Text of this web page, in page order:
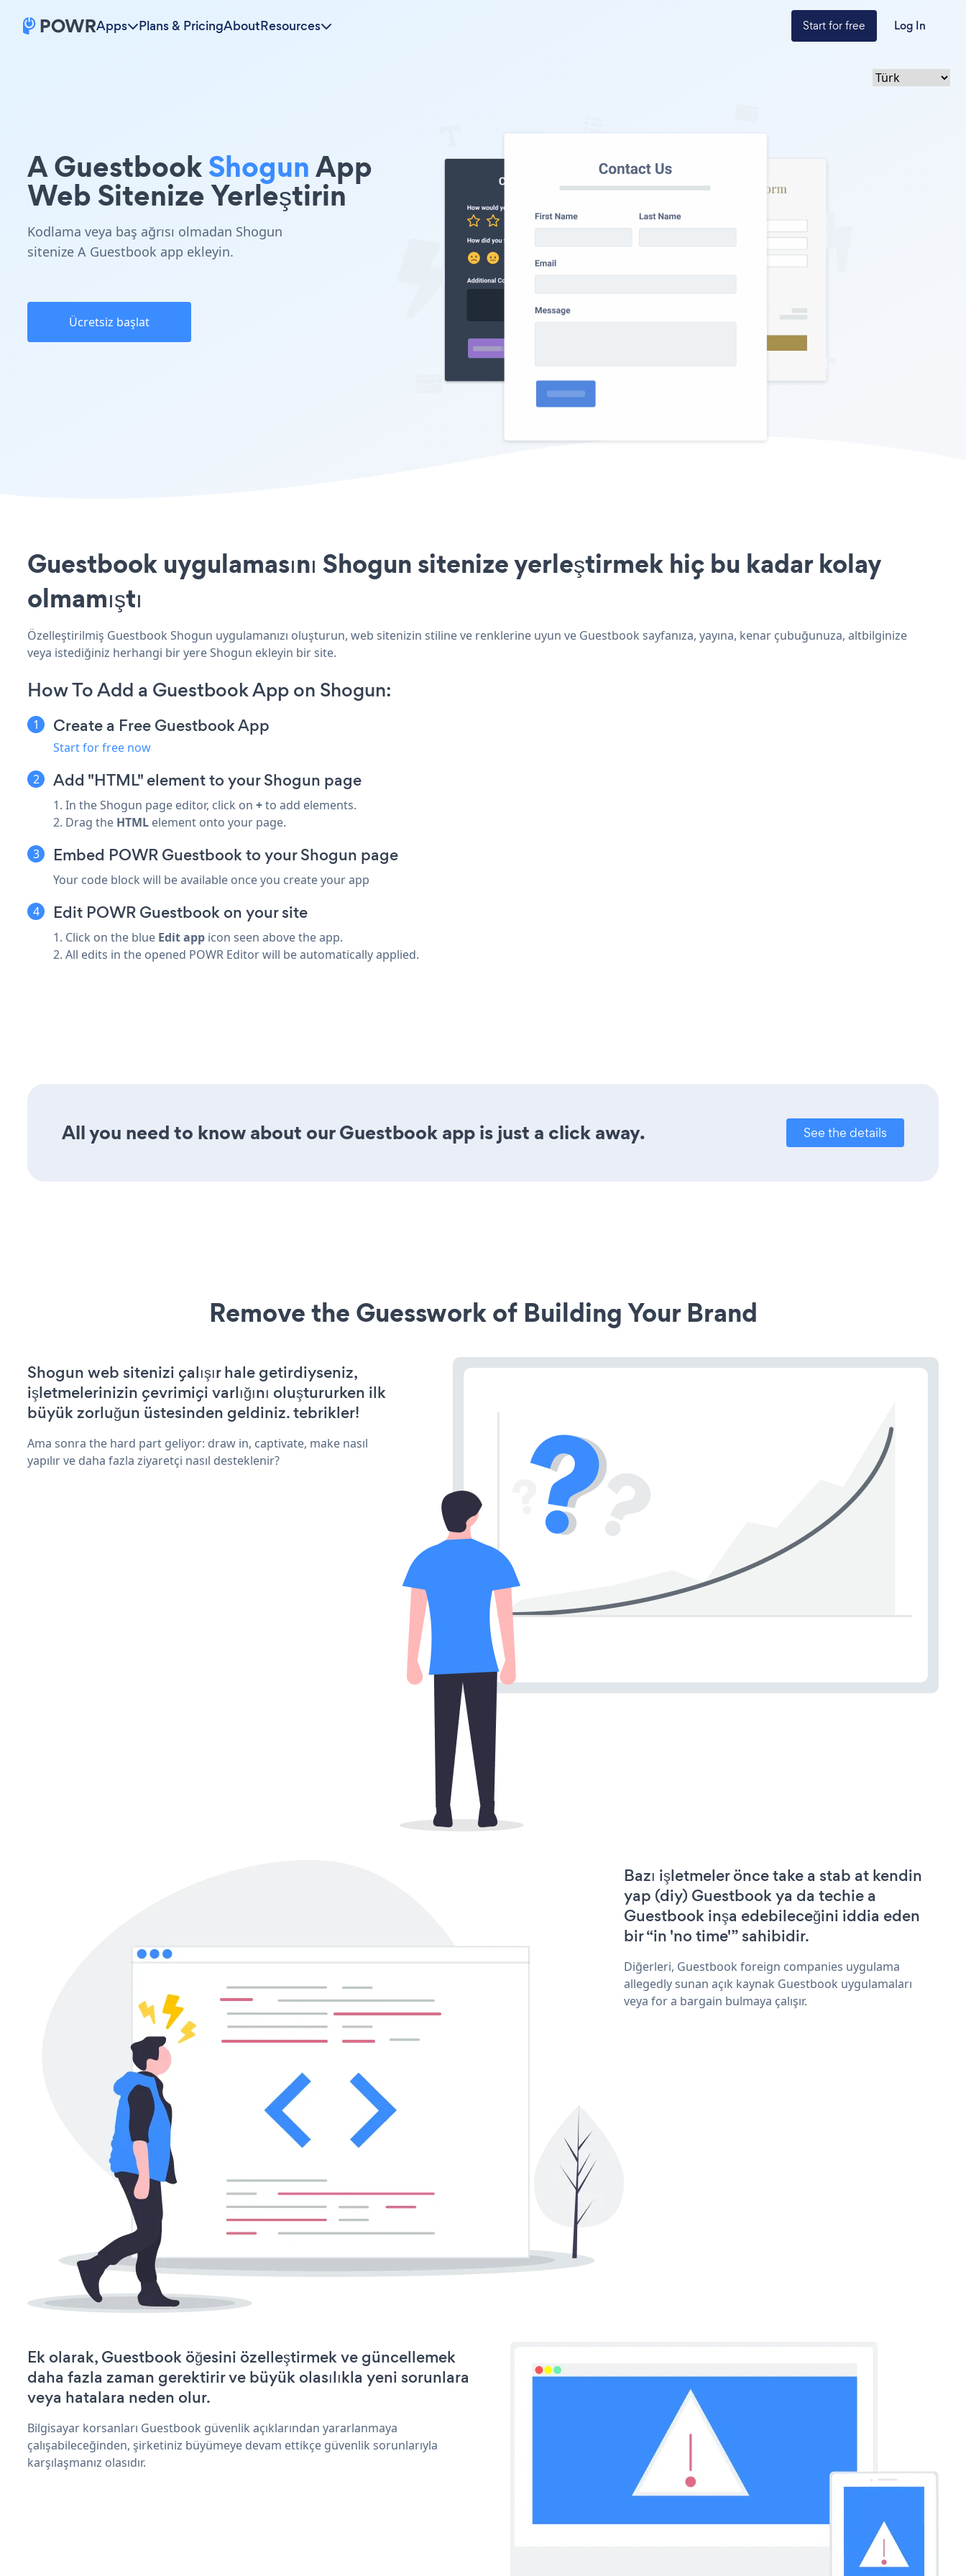
Apps Plans & PricingAboutResources Start for free Log In
A GuestbookShogunApp
Web Sitenize Yerleştirin
Kodlama veya baş ağrısı olmadan Shogun
sitenize A Guestbook app ekleyin.
Ücretsiz başlat
Guestbook uygulamasını Shogun sitenize yerleştirmek hiç bu kadar kolay
olmamıştı
Özelleştirilmiş Guestbook Shogun uygulamanızı oluşturun, web sitenizin stiline ve renklerine uyun ve Guestbook sayfanıza, yayına, kenar çubuğunuza, altbilginize
veya istediğiniz herhangi bir yere Shogun ekleyin bir site.
How To Add a Guestbook App on Shogun:
Create a Free Guestbook App
Start for free now
Add "HTML" element to your Shogun page
1. In the Shogun page editor, click on +to add elements.
2. Drag the HTML element onto your page.
Embed POWR Guestbook to your Shogun page
Your code block will be available once you create your app
Edit POWR Guestbook on your site
1. Click on the blue Edit app icon seen above the app.
2. All edits in the opened POWR Editor will be automatically applied.
All you need to know about our Guestbook app is just a click away. See the details
Remove the Guesswork of Building Your Brand
Shogun web sitenizi çalışır hale getirdiyseniz,
işletmelerinizin çevrimiçi varlığını oluştururken ilk
büyük zorluğun üstesinden geldiniz. tebrikler!
Ama sonra the hard part geliyor: draw in, captivate, make nasıl
yapılır ve daha fazla ziyaretçi nasıl desteklenir?
Bazı işletmeler önce take a stab at kendin
yap (diy) Guestbook ya da techie a
Guestbook inşa edebileceğini iddia eden
bir “in 'no time'” sahibidir.
Diğerleri, Guestbook foreign companies uygulama
allegedly sunan açık kaynak Guestbook uygulamaları
veya for a bargain bulmaya çalışır.
Ek olarak, Guestbook öğesini özelleştirmek ve güncellemek
daha fazla zaman gerektirir ve büyük olasılıkla yeni sorunlara
veya hatalara neden olur.
Bilgisayar korsanları Guestbook güvenlik açıklarından yararlanmaya
çalışabileceğinden, şirketiniz büyümeye devam ettikçe güvenlik sorunlarıyla
karşılaşmanız olasıdır.